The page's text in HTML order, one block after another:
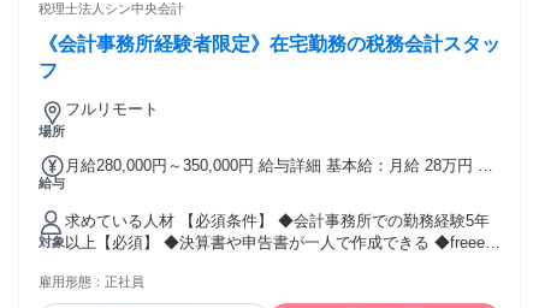
税理士法人シン中央会計
《会計事務所経験者限定》在宅勤務の税務会計スタッ
フ
場所
フルリモート
給与
月給280,000円～350,000円 給与詳細 基本給：月給 28万円 〜
れる通勤・皆勤・家族手当金額：なし 全員に一律で支払われ
るその他手当金額：なし ◆固定残業代¥43,000~¥54,000(25時
間相当分)を含む ※25時間を超える残業代は追加で支給する。
◆年2回賞与 ◆年1回昇給 ◆会社業績に応じて決算賞与あり(3
対象
求めている人材 【必須条件】 ◆会計事務所での勤務経験5年
以上【必須】 ◆決算書や申告書が一人で作成できる ◆freeeや
雇用形態： 正社員